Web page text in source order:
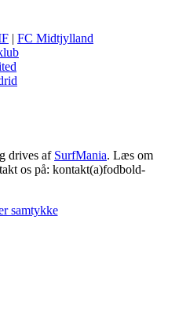
| FC Midtjylland
drives af SurfMania. Læs om
os på: kontakt(a)fodbold-
samtykke